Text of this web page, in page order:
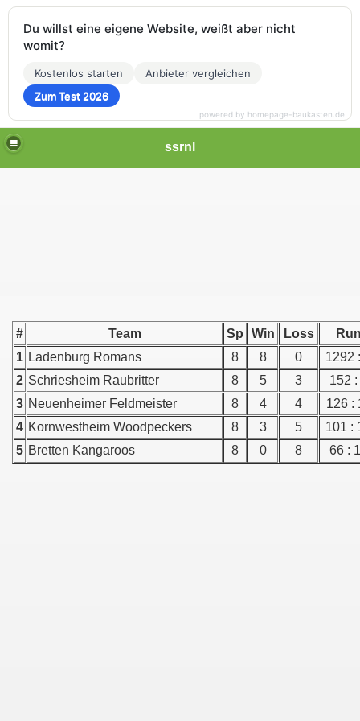
ssrnl
# Team Sp Win Loss
1 Ladenburg Romans 8 8 0
1292
2 Schriesheim Raubritter 8 5 3
152
3 Neuenheimer Feldmeister 8 4 4
126 :
4 Kornwestheim Woodpeckers 8 3 5
101 :
5 Bretten Kangaroos 8 0 8 66 :
Du willst eine eigene Website, weißt aber nicht
womit?
Kostenlos starten
Anbieter vergleichen
Zum Test 2026
powered by homepage-baukasten.de